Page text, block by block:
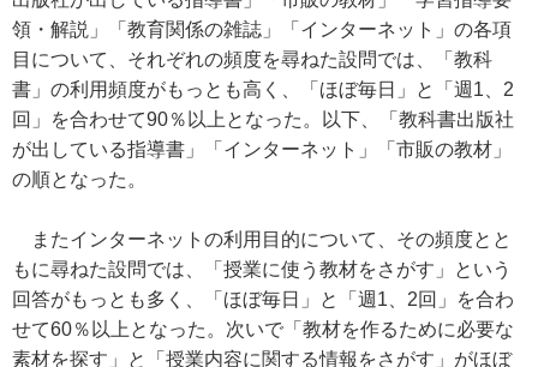
領・解説」「教育関係の雑誌」「インターネット」の各項
目について、それぞれの頻度を尋ねた設問では、「教科
書」の利用頻度がもっとも高く、「ほぼ毎日」と「週1、2
回」を合わせて90％以上となった。以下、「教科書出版社
が出している指導書」「インターネット」「市販の教材」
の順となった。
またインターネットの利用目的について、その頻度とと
もに尋ねた設問では、「授業に使う教材をさがす」という
回答がもっとも多く、「ほぼ毎日」と「週1、2回」を合わ
せて60％以上となった。次いで「教材を作るために必要な
素材を探す」と「授業内容に関する情報をさがす」がほぼ